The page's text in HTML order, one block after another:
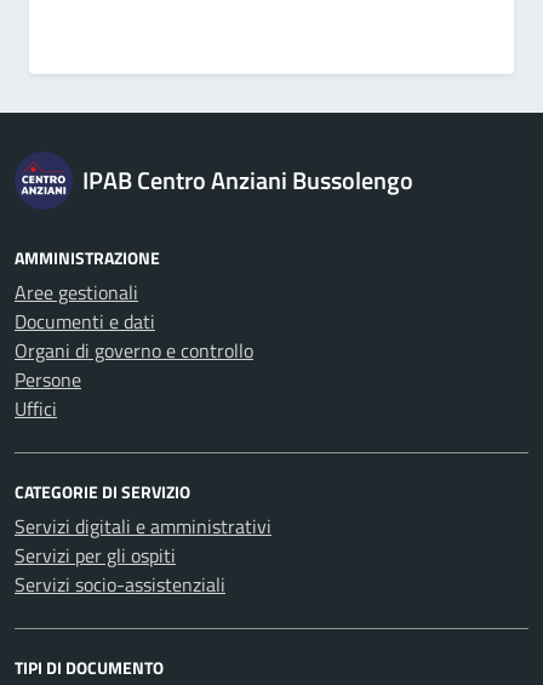
IPAB Centro Anziani Bussolengo
AMMINISTRAZIONE
Aree gestionali
Documenti e dati
Organi di governo e controllo
Persone
Uffici
CATEGORIE DI SERVIZIO
Servizi digitali e amministrativi
Servizi per gli ospiti
Servizi socio-assistenziali
TIPI DI DOCUMENTO